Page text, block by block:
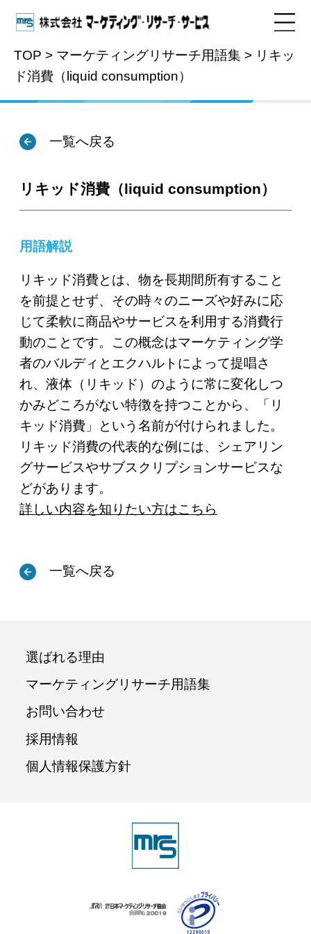
TOP > マーケティングリサーチ用語集 > リキッ
ド消費（liquid consumption）
用語集
一覧へ戻る
リキッド消費（liquid consumption）
用語解説
リキッド消費とは、物を長期間所有すること
を前提とせず、その時々のニーズや好みに応
じて柔軟に商品やサービスを利用する消費行
動のことです。この概念はマーケティング学
者のバルディとエクハルトによって提唱さ
れ、液体（リキッド）のように常に変化しつ
かみどころがない特徴を持つことから、「リ
キッド消費」という名前が付けられました。
リキッド消費の代表的な例には、シェアリン
グサービスやサブスクリプションサービスな
どがあります。
詳しい内容を知りたい方はこちら
一覧へ戻る
選ばれる理由
マーケティングリサーチ用語集
お問い合わせ
採用情報
個人情報保護方針